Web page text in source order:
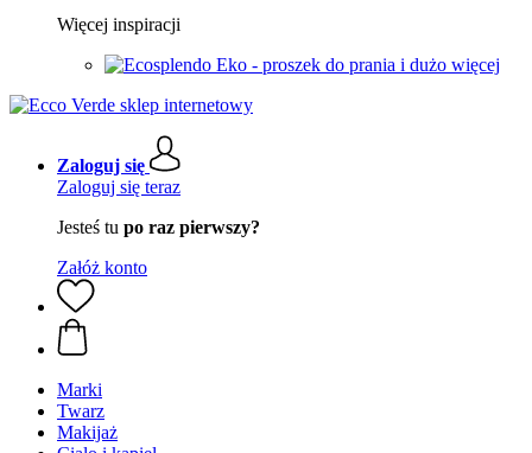
Więcej inspiracji
Eko - proszek do prania i dużo więcej
Zaloguj się
Zaloguj się teraz
Jesteś tu po raz pierwszy?
Załóż konto
Marki
Twarz
Makijaż